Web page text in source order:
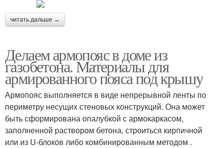
читать дальше →
Делаем армопояс в доме из
газобетона. Материалы для
армированного пояса под крышу
Армопояс выполняется в виде непрерывной ленты по
периметру несущих стеновых конструкций. Она может
быть сформирована опалубкой с армокаркасом,
заполненной раствором бетона, строиться кирпичной
или из U-блоков либо комбинированным методом .